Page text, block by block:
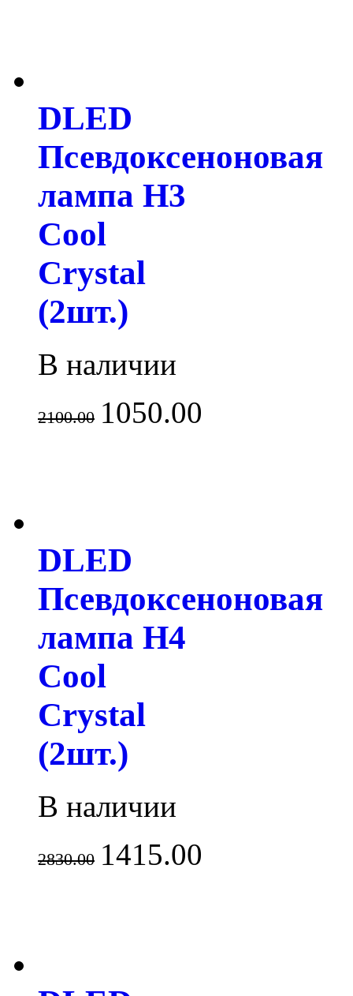
DLED
Псевдоксеноновая
лампа H3
Cool
Crystal
(2шт.)
В наличии
2100.00 1050.00
DLED
Псевдоксеноновая
лампа H4
Cool
Crystal
(2шт.)
В наличии
2830.00 1415.00